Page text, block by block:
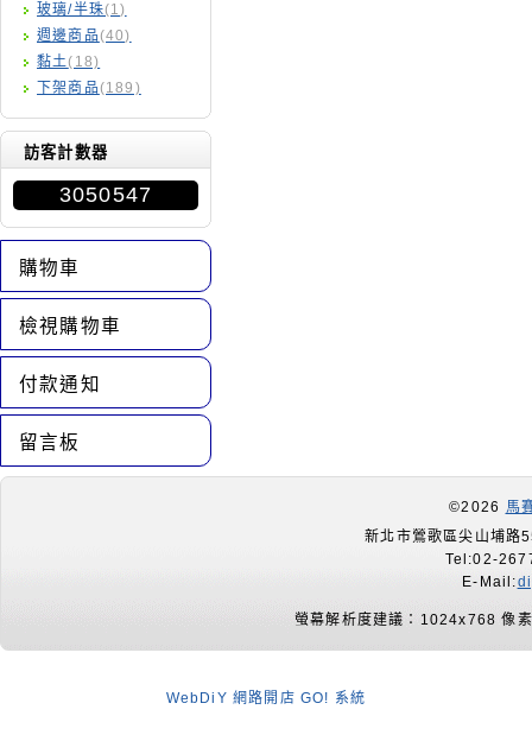
玻璃/半珠(1)
週邊商品(40)
黏土(18)
下架商品(189)
訪客計數器
3050547
購物車
檢視購物車
付款通知
留言板
©2026 馬
新北市鶯歌區尖山埔路
Tel:02-
E-Mail:
螢幕解析度建議：1024x768 像
WebDiY 網路開店 GO! 系統